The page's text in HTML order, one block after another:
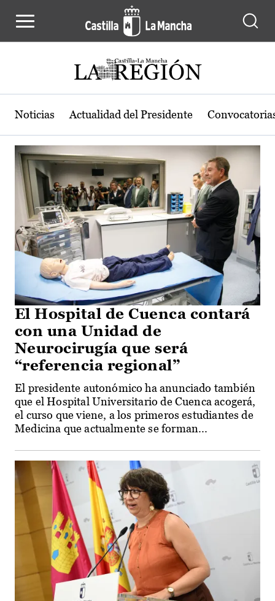
Actualidad de la región de Castilla-
Noticias Actualidad del Presidente
El Hospital de Cuenca contará
con una Unidad de
Neurocirugía que será
“referencia regional”
El presidente autonómico ha anunciado también
que el Hospital Universitario de Cuenca acogerá,
el curso que viene, a los primeros estudiantes de
Medicina que actualmente se forman...